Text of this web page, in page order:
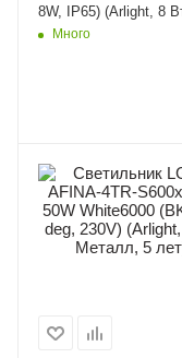
8W, IP65) (Arlight, 8
IP65)Много